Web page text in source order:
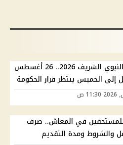
إجازة المولد النبوي الشريف 2026.. 26 أغسطس
إلى الخميس ينتظر قرار الحكومة
في المعاش.. صرف
والشروط ومدة التقديم